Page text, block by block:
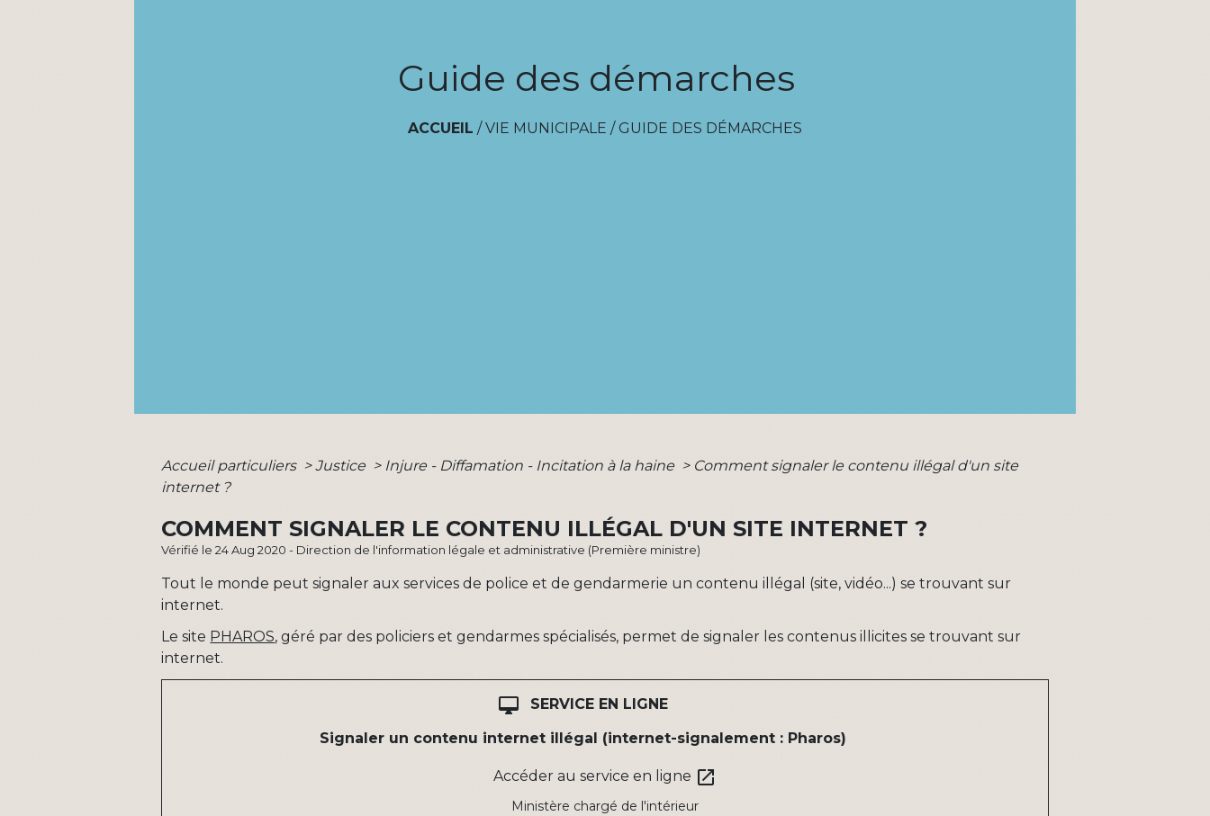
Guide des démarches
ACCUEIL / VIE MUNICIPALE / GUIDE DES DÉMARCHES
Accueil particuliers > Justice > Injure - Diffamation - Incitation à la haine > Comment signaler le contenu illégal d'un site
internet ?
COMMENT SIGNALER LE CONTENU ILLÉGAL D'UN SITE INTERNET ?
Vérifié le 24 Aug 2020 - Direction de l'information légale et administrative (Première ministre)
Tout le monde peut signaler aux services de police et de gendarmerie un contenu illégal (site, vidéo...) se trouvant sur
internet.
Le site PHAROS, géré par des policiers et gendarmes spécialisés, permet de signaler les contenus illicites se trouvant sur
internet.
desktop_mac
SERVICE EN LIGNE
Signaler un contenu internet illégal (internet-signalement : Pharos)
Accéder au service en ligne open_in_new
Ministère chargé de l'intérieur